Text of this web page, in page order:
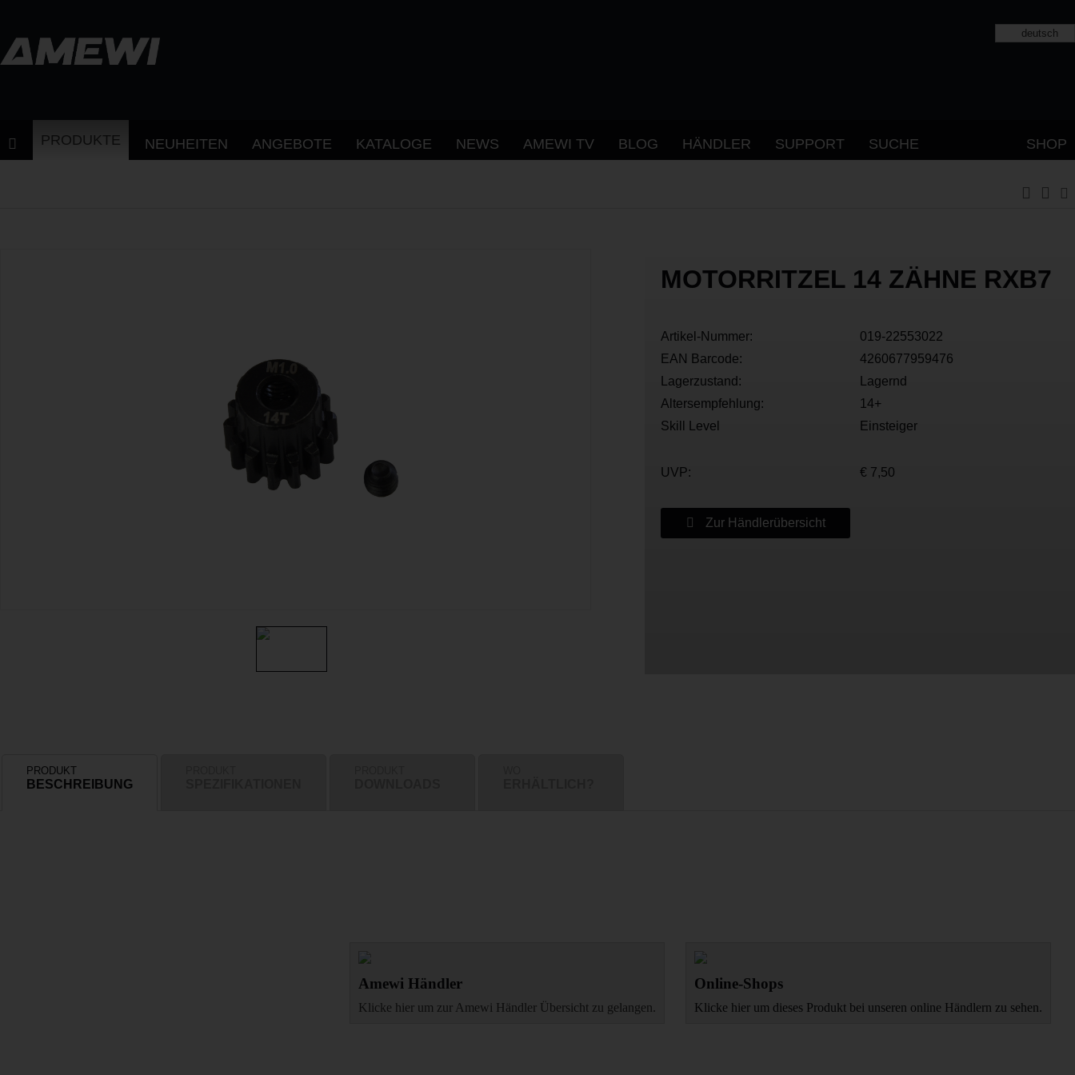
deutsch
PRODUKTE NEUHEITEN ANGEBOTE KATALOGE NEWS AMEWI TV BLOG HÄNDLER SUPPORT SUCHE SHOP
MOTORRITZEL 14 ZÄHNE RXB7
Artikel-Nummer:
019-22553022
EAN Barcode:
4260677959476
Lagerzustand:
Lagernd
Altersempfehlung:
14+
Skill Level
Einsteiger
UVP: € 7,50
Zur Händlerübersicht
PRODUKT
BESCHREIBUNG
Amewi Händler
Klicke hier um zur Amewi Händler Übersicht zu gelangen.
Online-Shops
Klicke hier um dieses Produkt bei unseren online Händlern zu sehen.